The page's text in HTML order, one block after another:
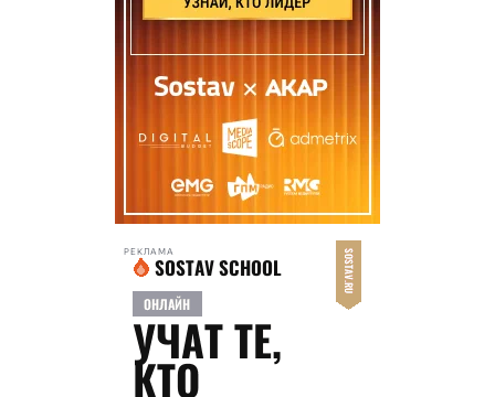
РЕКЛАМА